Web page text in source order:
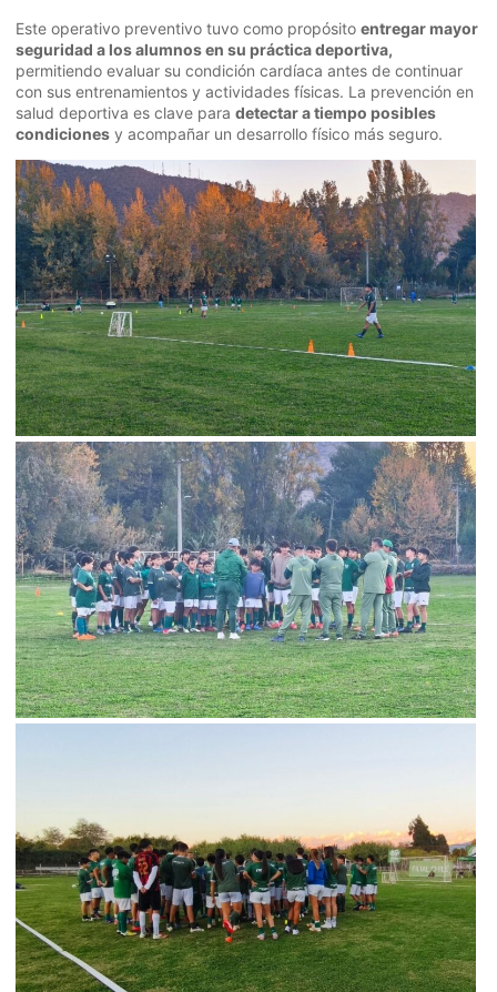
Este operativo preventivo tuvo como propósito entregar mayor
seguridad a los alumnos en su práctica deportiva,
permitiendo evaluar su condición cardíaca antes de continuar
con sus entrenamientos y actividades físicas. La prevención en
salud deportiva es clave para detectar a tiempo posibles
condiciones y acompañar un desarrollo físico más seguro.